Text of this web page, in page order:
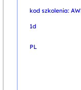
kod szkolenia:
1d
PL